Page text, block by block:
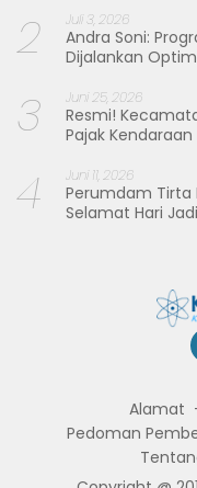
2 Juli 3, 2026
Andra Soni:
Dijalankan
3 Juni 25, 2026
Resmi!
Pajak
4 Juni 11, 2026
Perumdam Tirta
Selamat Hari
Alamat
Pedoman